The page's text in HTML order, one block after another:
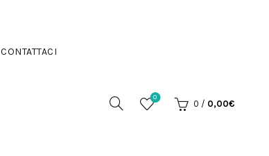
CONTATTACI
0
0 / 0,00€